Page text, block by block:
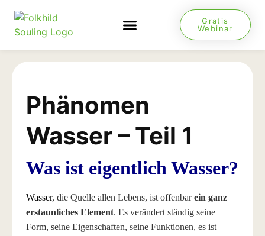
Gratis
Webinar
Phänomen
Wasser – Teil 1
Was ist eigentlich Wasser?
Wasser, die Quelle allen Lebens, ist offenbarein ganz
erstaunliches Element. Es verändert ständig seine
Form, seine Eigenschaften, seine Funktionen, es ist